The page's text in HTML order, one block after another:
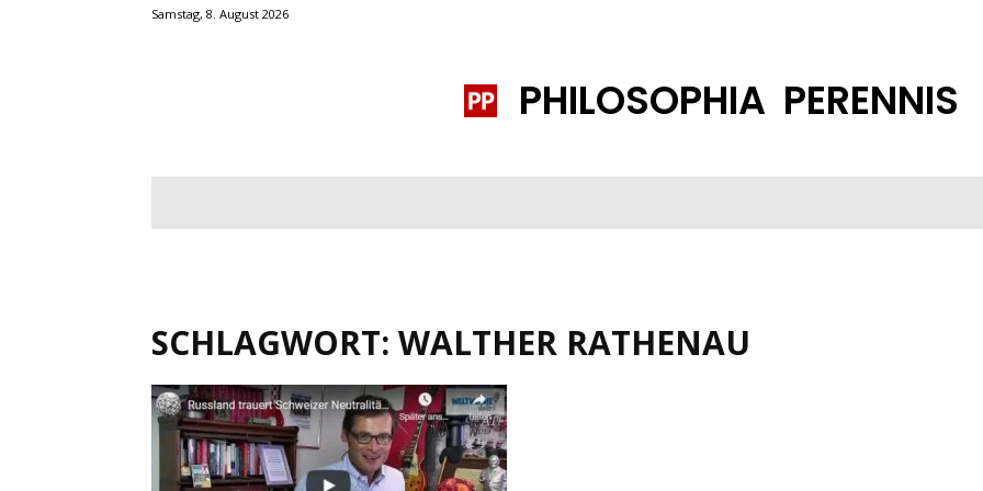
Samstag, 8. August 2026
PHILOSOPHIA PERENNIS
SCHLAGWORT: WALTHER RATHENAU